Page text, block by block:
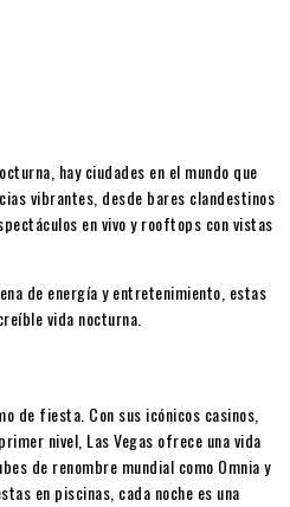
hay ciudades en el mundo que
vibrantes, desde bares clandestinos
en vivo y rooftops con vistas
de energía y entretenimiento, estas
vida nocturna.
de fiesta. Con sus icónicos casinos,
nivel, Las Vegas ofrece una vida
de renombre mundial como Omnia y
en piscinas, cada noche es una